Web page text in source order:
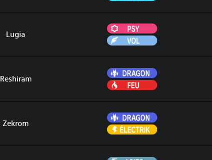
Lugia
Psy
Vol
Reshiram
Dragon
Feu
Zekrom
Dragon
Électrik